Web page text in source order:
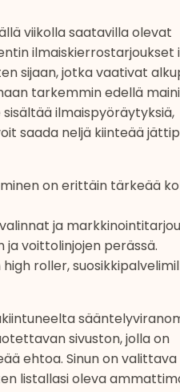
viikolla saatavilla olevat
ilmaiskierrostarjoukset
sijaan, jotka vaativat
tarkemmin edellä
ilmaispyöräytyksiä,
saada neljä kiinteää
on erittäin tärkeää
ja
voittolinjojen perässä.
roller,
sivuston, jolla on
ehtoa. Sinun on valittava
listallasi oleva